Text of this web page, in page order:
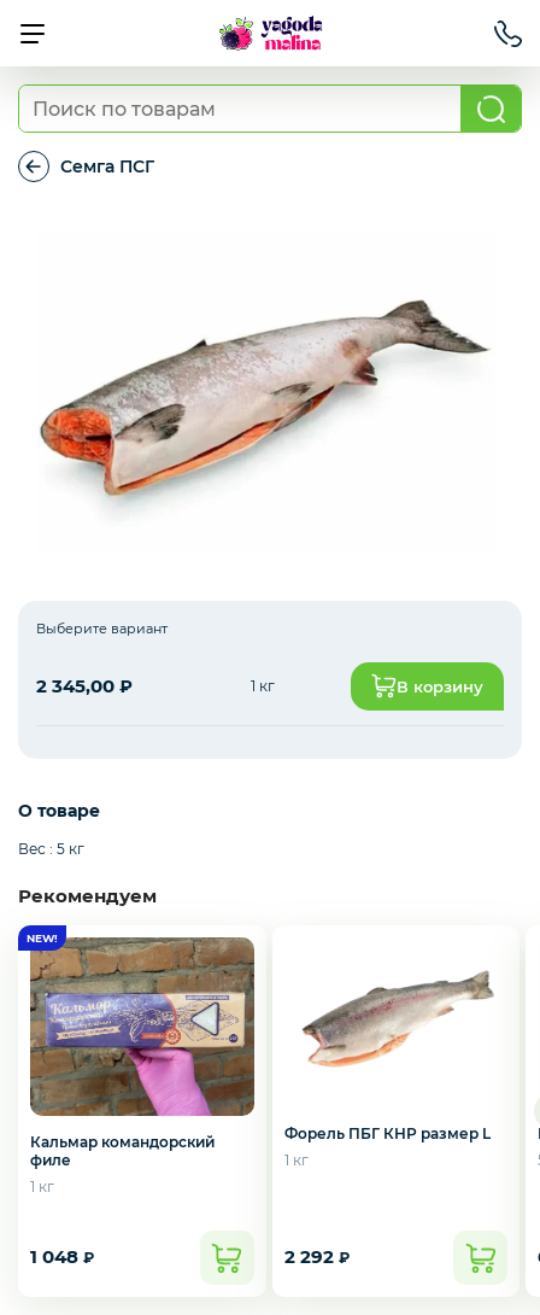
Ягода свежая
Авокадо, батат, спаржа свежая
Грибы
Замороженные ягоды/фрукты/овощи/грибы
Замороженное пюре из ягод и фруктов
Курица, филе грудки, окорока
Семга ПСГ
Выберите вариант
2 345,00 ₽ 1 кг В корзину
О товаре
Вес : 5 кг
Рекомендуем
Кальмар командорский
филе
1 кг
1 048 ₽
Форель ПБГ КНР размер L
1 кг
2 292 ₽